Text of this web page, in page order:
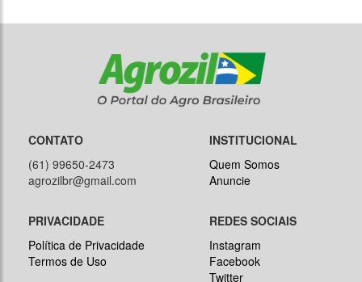
CONTATO
(61) 99650-2473
agrozilbr@gmail.com
INSTITUCIONAL
Quem Somos
Anuncie
PRIVACIDADE
Política de Privacidade
Termos de Uso
REDES SOCIAIS
Instagram
Facebook
Twitter